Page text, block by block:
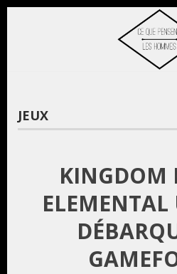
JEUX
KINGDOM
ELEMENTAL